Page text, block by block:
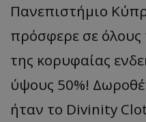
Πανεπιστήμιο
πρόσφερε σε όλους
της κορυφαίας
ύψους 50%!
ήταν το Divinity